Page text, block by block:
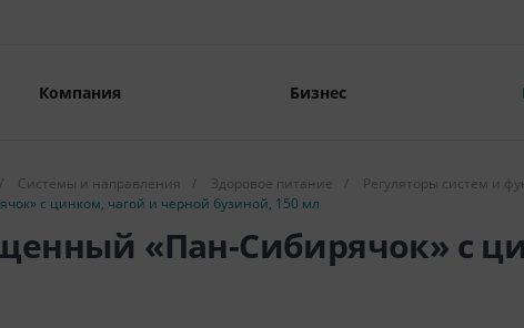
Компания Бизнес
/ Системы и направления / Здоровое питание / Регуляторы систем и
с цинком, чагой и черной бузиной, 150 мл
«Пан-Сибирячок» с